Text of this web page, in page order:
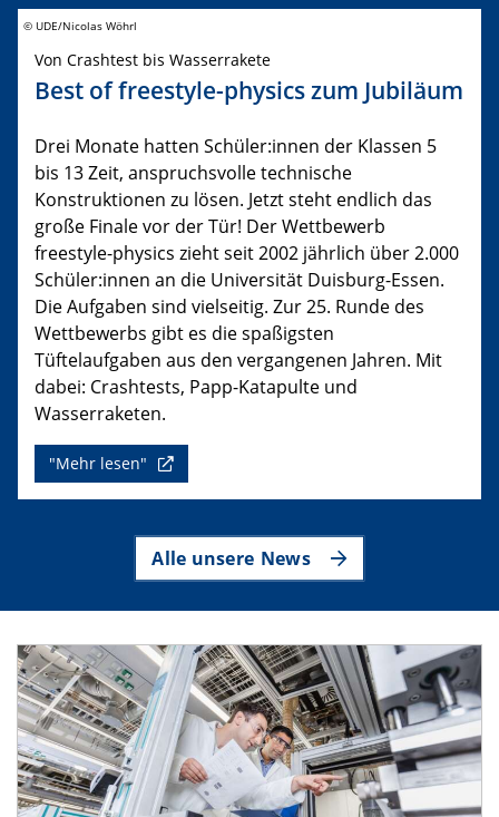
© UDE/Nicolas Wöhrl
Von Crashtest bis Wasserrakete
Best of freestyle-physics zum Jubiläum
Drei Monate hatten Schüler:innen der Klassen 5
bis 13 Zeit, anspruchsvolle technische
Konstruktionen zu lösen. Jetzt steht endlich das
große Finale vor der Tür! Der Wettbewerb
freestyle-physics zieht seit 2002 jährlich über 2.000
Schüler:innen an die Universität Duisburg-Essen.
Die Aufgaben sind vielseitig. Zur 25. Runde des
Wettbewerbs gibt es die spaßigsten
Tüftelaufgaben aus den vergangenen Jahren. Mit
dabei: Crashtests, Papp-Katapulte und
Wasserraketen.
"Mehr lesen"
Alle unsere News